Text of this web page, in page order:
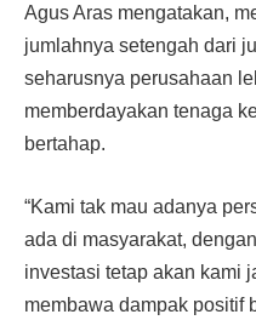
Agus Aras mengatakan,
jumlahnya setengah dari
seharusnya perusahaan
memberdayakan tenaga
bertahap.
“Kami tak mau adanya
ada di masyarakat,
investasi tetap akan kami
membawa dam­pak positif